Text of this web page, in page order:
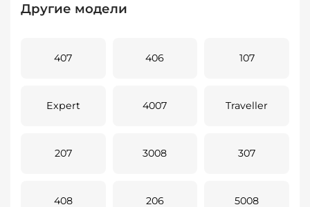
Другие модели
407 406 107
Expert 4007 Traveller
207 3008 307
408 206 5008